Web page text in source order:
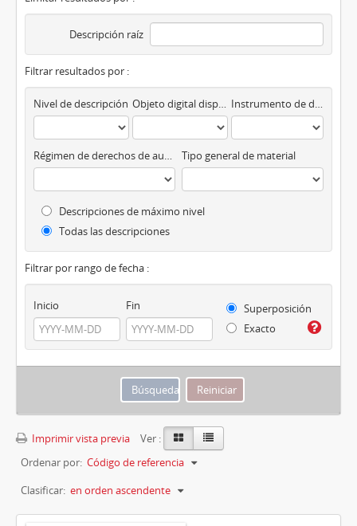
Descripción raíz
Filtrar resultados por :
Nivel de descripción Objeto digital disponibles Instrumento de descripción
Régimen de derechos de autor Tipo general de material
Descripciones de máximo nivel
Todas las descripciones
Filtrar por rango de fecha :
Inicio Fin
Superposición
Exacto
Imprimir vista previa
Ver :
Ordenar por: Código de referencia
Clasificar: en orden ascendente